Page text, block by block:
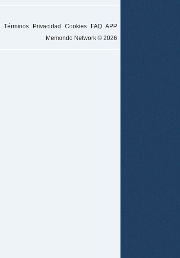
Términos Privacidad Cookies FAQ APP
Memondo Network © 2026